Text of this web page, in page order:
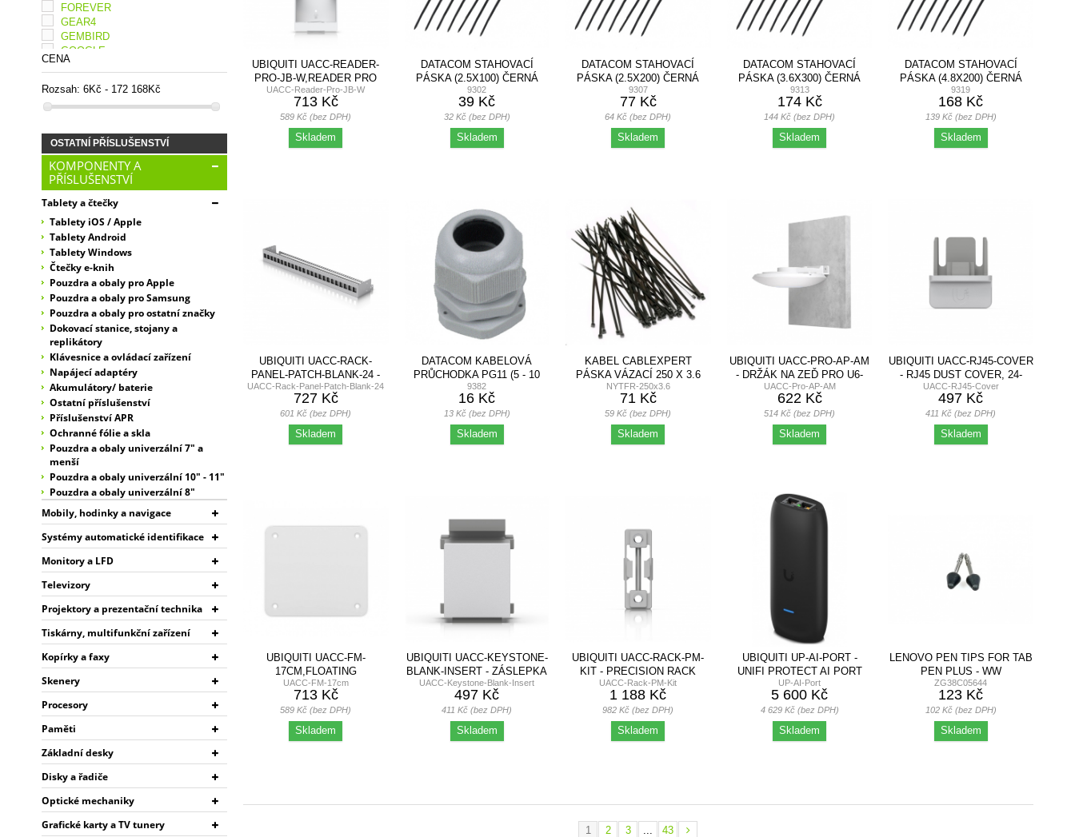
UBIQUITI UACC-READER-
PRO-JB-W,READER PRO
JUNCTION BOX, BÍLÝ
UACC-Reader-Pro-JB-W
713 Kč
589 Kč (bez DPH)
Skladem
DATACOM STAHOVACÍ
PÁSKA (2.5X100) ČERNÁ
100KS
9302
39 Kč
32 Kč (bez DPH)
Skladem
DATACOM STAHOVACÍ
PÁSKA (2.5X200) ČERNÁ
100KS
9307
77 Kč
64 Kč (bez DPH)
Skladem
DATACOM STAHOVACÍ
PÁSKA (3.6X300) ČERNÁ
100KS
9313
174 Kč
144 Kč (bez DPH)
Skladem
DATACOM STAHOVACÍ
PÁSKA (4.8X200) ČERNÁ
100KS
9319
168 Kč
139 Kč (bez DPH)
Skladem
UBIQUITI UACC-RACK-
PANEL-PATCH-BLANK-24 -
24-PORT...
UACC-Rack-Panel-Patch-Blank-24
727 Kč
601 Kč (bez DPH)
Skladem
DATACOM KABELOVÁ
PRŮCHODKA PG11 (5 - 10
MM) ŠEDÁ
9382
16 Kč
13 Kč (bez DPH)
Skladem
KABEL CABLEXPERT
PÁSKA VÁZACÍ 250 X 3.6
MM, 100KS
NYTFR-250x3.6
71 Kč
59 Kč (bez DPH)
Skladem
UBIQUITI UACC-PRO-AP-AM
- DRŽÁK NA ZEĎ PRO U6-
PRO UAP-AC-PRO
UACC-Pro-AP-AM
622 Kč
514 Kč (bez DPH)
Skladem
UBIQUITI UACC-RJ45-COVER
- RJ45 DUST COVER, 24-
PACK
UACC-RJ45-Cover
497 Kč
411 Kč (bez DPH)
Skladem
UBIQUITI UACC-FM-
17CM,FLOATING
MOUNT,DRŽÁK PRO UCG-
ULTRA,...
UACC-FM-17cm
713 Kč
589 Kč (bez DPH)
Skladem
UBIQUITI UACC-KEYSTONE-
BLANK-INSERT - ZÁSLEPKA
PRO PATCH...
UACC-Keystone-Blank-Insert
497 Kč
411 Kč (bez DPH)
Skladem
UBIQUITI UACC-RACK-PM-
KIT - PRECISION RACK
MOUNT KIT,...
UACC-Rack-PM-Kit
1 188 Kč
982 Kč (bez DPH)
Skladem
UBIQUITI UP-AI-PORT -
UNIFI PROTECT AI PORT
UP-AI-Port
5 600 Kč
4 629 Kč (bez DPH)
Skladem
LENOVO PEN TIPS FOR TAB
PEN PLUS - WW
ZG38C05644
123 Kč
102 Kč (bez DPH)
Skladem
1 2 3 ... 43
FOREVER
GEAR4
GEMBIRD
GOOGLE
HP
JIROUS
LENOVO
LOGITECH OEM
MEAN WELL
MIKROTIK
NAVITEL
OEM
QNAP
SCHRACK
SOLARIX
SYNOLOGY
TACTICAL
TP-LINK
UBIQUITI
UBIQUITI ENTERPRISE
W-STAR
WELL
XIAOMI
ZAGG
CENA
Rozsah: 6Kč - 172 168Kč
OSTATNÍ PŘÍSLUŠENSTVÍ
KOMPONENTY A
PŘÍSLUŠENSTVÍ
Tablety a čtečky
Tablety iOS / Apple
Tablety Android
Tablety Windows
Čtečky e-knih
Pouzdra a obaly pro Apple
Pouzdra a obaly pro Samsung
Pouzdra a obaly pro ostatní značky
Dokovací stanice, stojany a
replikátory
Klávesnice a ovládací zařízení
Napájecí adaptéry
Akumulátory/ baterie
Ostatní příslušenství
Příslušenství APR
Ochranné fólie a skla
Pouzdra a obaly univerzální 7" a
menší
Pouzdra a obaly univerzální 10" - 11"
Pouzdra a obaly univerzální 8"
Mobily, hodinky a navigace
Systémy automatické identifikace
Monitory a LFD
Televizory
Projektory a prezentační technika
Tiskárny, multifunkční zařízení
Kopírky a faxy
Skenery
Procesory
Paměti
Základní desky
Disky a řadiče
Optické mechaniky
Grafické karty a TV tunery